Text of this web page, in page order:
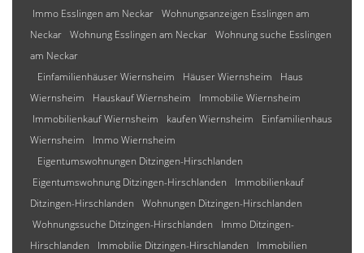
Immo Esslingen am Neckar Wohnungsanzeigen Esslingen am
Neckar Wohnung Esslingen am Neckar Wohnung suche Esslingen
am Neckar
Einfamilienhäuser Wiernsheim
Häuser Wiernsheim
Haus
Wiernsheim
Hauskauf Wiernsheim
Immobilie Wiernsheim
Immobilienkauf Wiernsheim
kaufen Wiernsheim
Einfamilienhaus
Wiernsheim
Immo Wiernsheim
Eigentumswohnungen Ditzingen-Hirschlanden
Eigentumswohnung Ditzingen-Hirschlanden
Immobilienkauf
Ditzingen-Hirschlanden
Wohnungen Ditzingen-Hirschlanden
Wohnungssuche Ditzingen-Hirschlanden
Immo Ditzingen-
Hirschlanden
Immobilie Ditzingen-Hirschlanden
Immobilien